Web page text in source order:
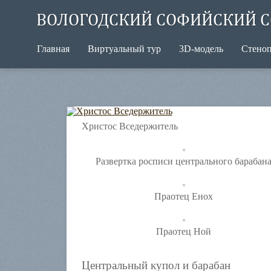
ВОЛОГОДСКИЙ СОФИЙСКИЙ
Главная Виртуальный тур 3D-модель
Христос Вседержитель
Развертка росписи центрального
Праотец Енох
Праотец Ной
Центральный купол и барабан